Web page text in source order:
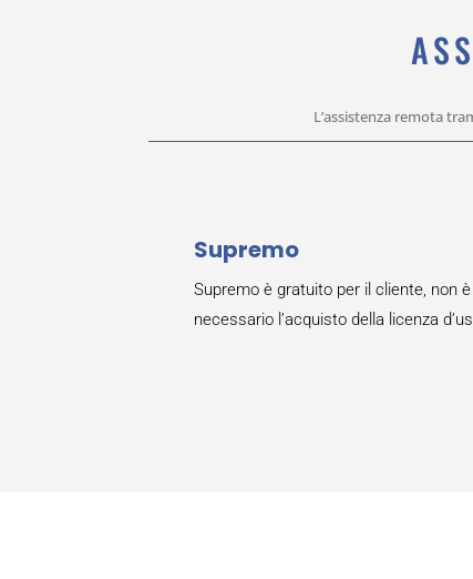
L’assistenza remota
Supremo
Supremo è gratuito per il cliente, non è
necessario l’acquisto della licenza